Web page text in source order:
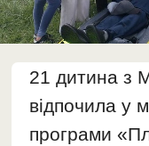
21 дитина з
відпочила у
програми